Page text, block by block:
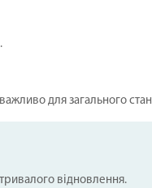
для загального
відновлення.